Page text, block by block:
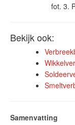
fot. 3.
Bekijk ook:
Samenvatting